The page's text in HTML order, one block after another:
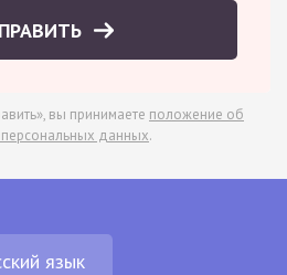
вы принимаете положение об
данных.
язык